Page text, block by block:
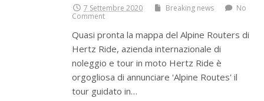
7 Settembre 2020 Breaking news
No
Comment
Quasi pronta la mappa del Alpine Routers di
Hertz Ride, azienda internazionale di
noleggio e tour in moto Hertz Ride è
orgogliosa di annunciare 'Alpine Routes' il
tour guidato in…